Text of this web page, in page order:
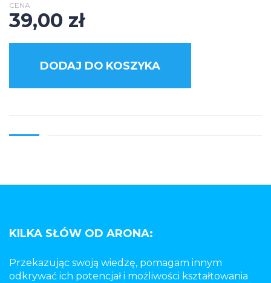
CENA
39,00 zł
DODAJ DO KOSZYKA
KILKA SŁÓW OD ARONA:
Przekazując swoją wiedzę, pomagam innym
odkrywać ich potencjał i możliwości kształtowania